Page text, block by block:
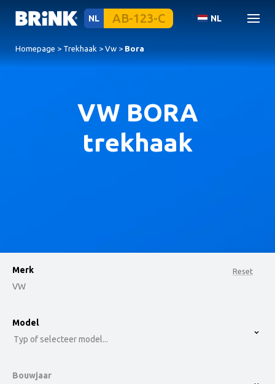
NL NL
Homepage > Trekhaak > Vw > Bora
VW BORA
trekhaak
Reset
Merk
VW
option , selected.
Model
Typ of selecteer model...
Bouwjaar